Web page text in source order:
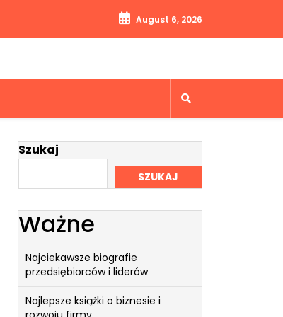
August 6, 2026
Szukaj
SZUKAJ
Ważne
Najciekawsze biografie
przedsiębiorców i liderów
Najlepsze książki o biznesie i